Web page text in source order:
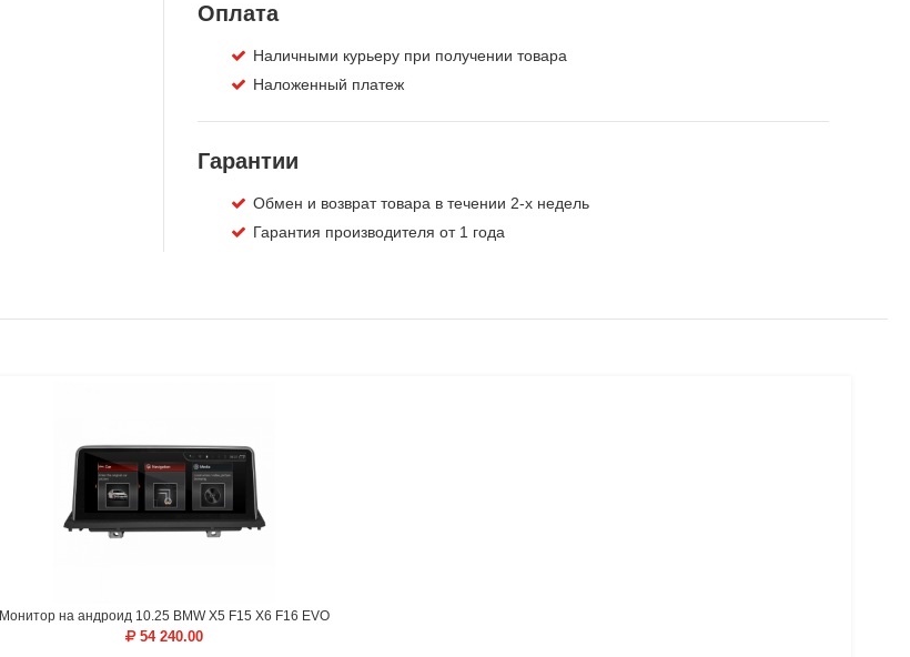
Оплата
Наличными курьеру при получении товара
Наложенный платеж
Гарантии
Обмен и возврат товара в течении 2-х недель
Гарантия производителя от 1 года
Монитор на андроид 10.25 BMW X5 F15 X6 F16 EVO
54 240.00